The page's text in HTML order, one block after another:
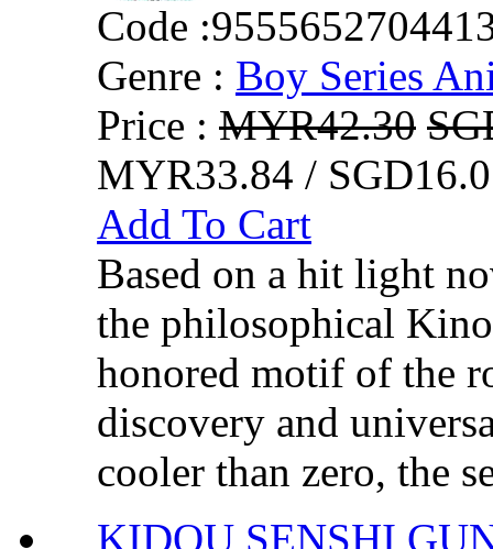
Code :
Genre : Boy Series
Price : MYR42.30
MYR33.84 /
Add To Cart
Based on a hit light
the philosophical
honored motif of the
discovery and
cooler than zero, the
KIDOU SENSHI